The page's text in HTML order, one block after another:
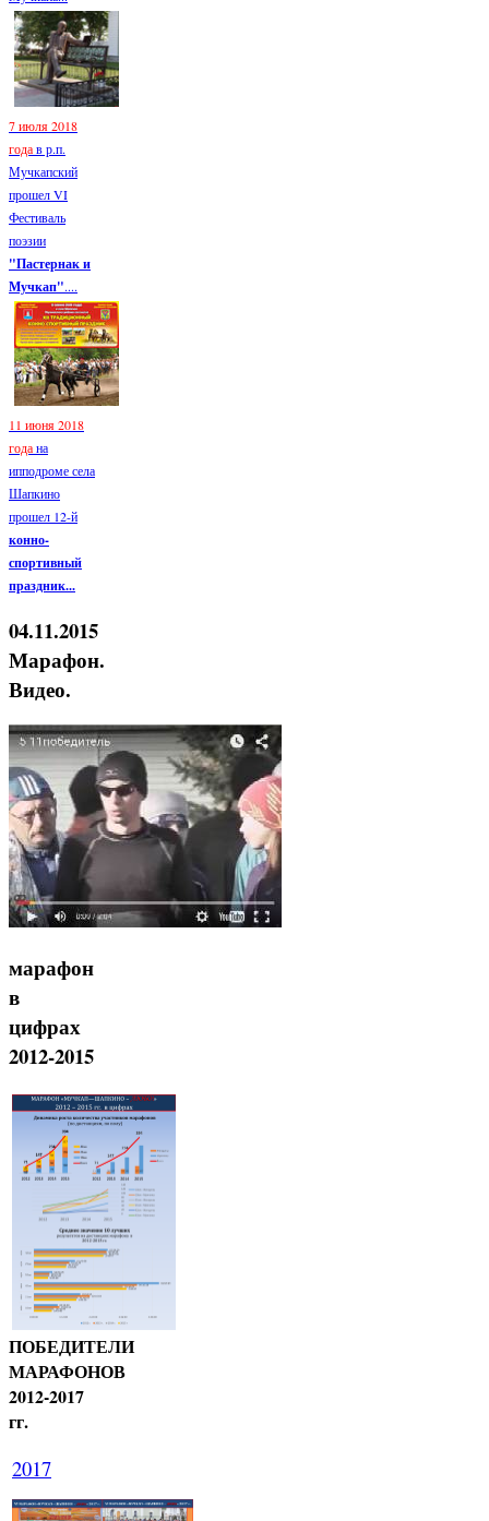
7 июля 2018
годав р.п.
Мучкапский
прошел VI
Фестиваль
поэзии
"Пастернак и
Мучкап"....
11 июня 2018
годана
ипподроме села
Шапкино
прошел 12-й
конно-
спортивный
праздник...
04.11.2015
Марафон.
Видео.
марафон
в
цифрах
2012-2015
ПОБЕДИТЕЛИ
МАРАФОНОВ
2012-2017
гг.
2017